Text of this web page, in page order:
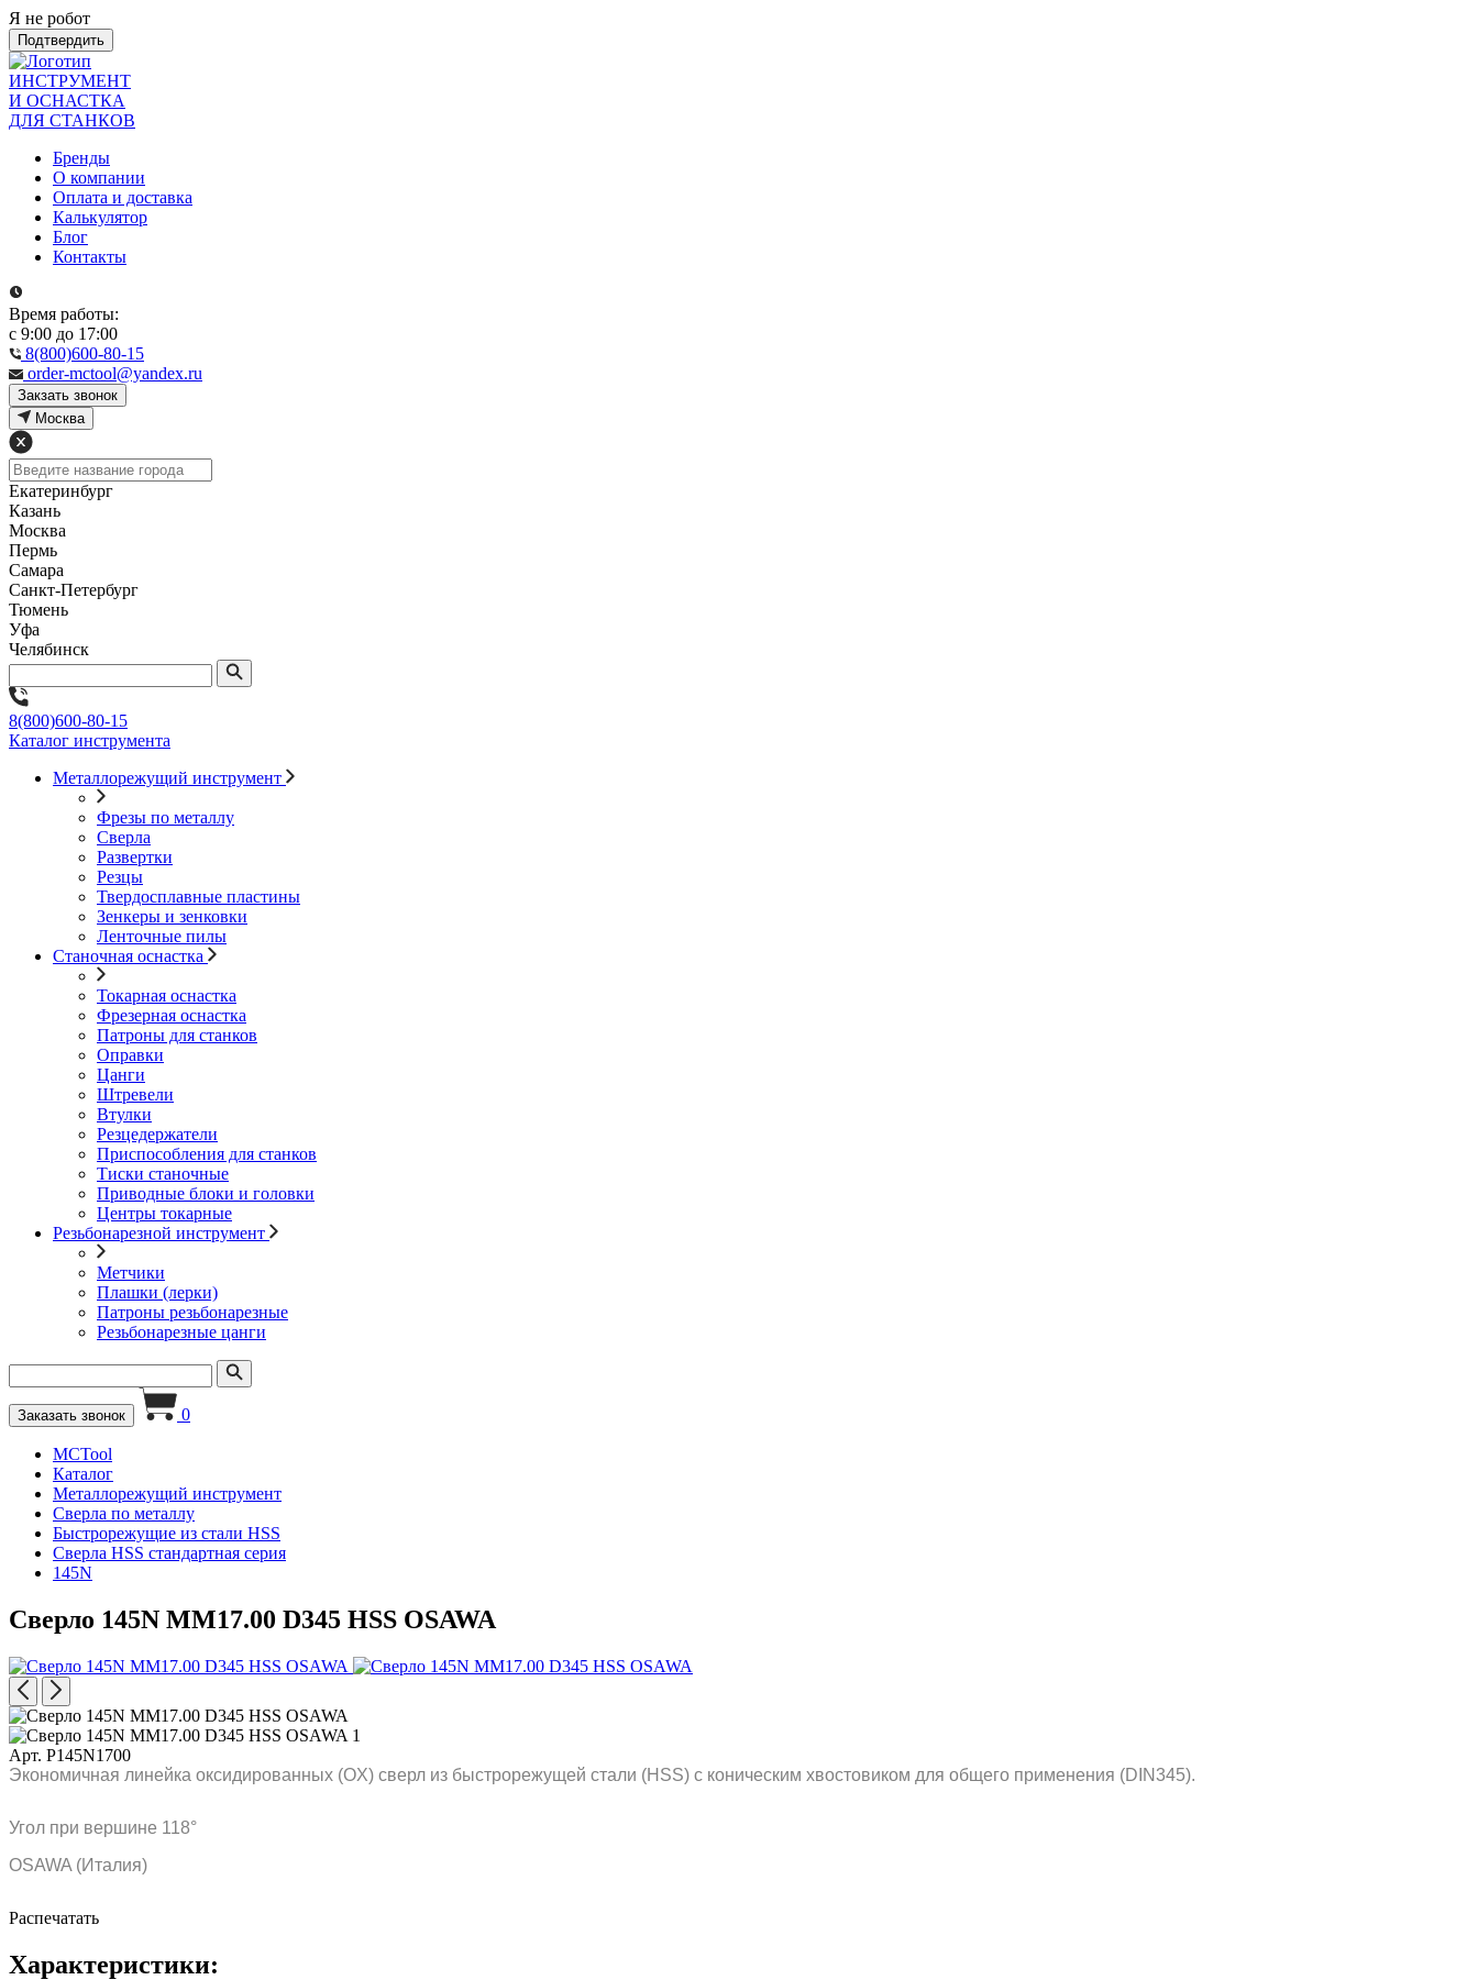
Я не робот
Подтвердить
ИНСТРУМЕНТ
И ОСНАСТКА
ДЛЯ СТАНКОВ
Бренды
О компании
Оплата и доставка
Калькулятор
Блог
Контакты
Время работы:
с 9:00 до 17:00
8(800)600-80-15
order-mctool@yandex.ru
Закзать звонок
Москва
Екатеринбург
Казань
Москва
Пермь
Самара
Санкт-Петербург
Тюмень
Уфа
Челябинск
8(800)600-80-15
Каталог инструмента
Металлорежущий инструмент
Фрезы по металлу
Сверла
Развертки
Резцы
Твердосплавные пластины
Зенкеры и зенковки
Ленточные пилы
Станочная оснастка
Токарная оснастка
Фрезерная оснастка
Патроны для станков
Оправки
Цанги
Штревели
Втулки
Резцедержатели
Приспособления для станков
Тиски станочные
Приводные блоки и головки
Центры токарные
Резьбонарезной инструмент
Метчики
Плашки (лерки)
Патроны резьбонарезные
Резьбонарезные цанги
Заказать звонок 0
MCTool
Каталог
Металлорежущий инструмент
Сверла по металлу
Быстрорежущие из стали HSS
Сверла HSS стандартная серия
145N
Сверло 145N MM17.00 D345 HSS OSAWA
Арт. P145N1700
Экономичная линейка оксидированных (OX) сверл из быстрорежущей стали (HSS) с коническим хвостовиком для общего применения (DIN345).
Угол при вершине 118°
OSAWA (Италия)
Распечатать
Характеристики: